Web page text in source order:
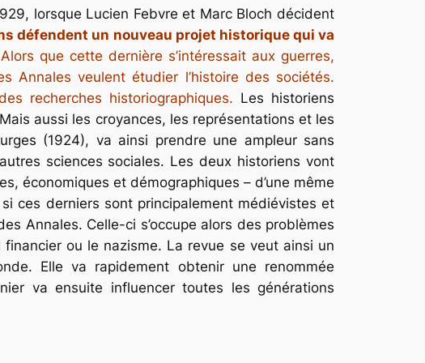
lorsque Lucien Febvre et Marc Bloch décident
défendent un nouveau projet historique qui va
Alors que cette dernière s’intéressait aux guerres,
veulent étudier l’histoire des sociétés.
recherches historiographiques. Les historiens
aussi les croyances, les représentations et les
(1924), va ainsi prendre une ampleur sans
sciences sociales. Les deux historiens vont
économiques et démographiques – d’une même
ces derniers sont principalement médiévistes et
Annales. Celle-ci s’occupe alors des problèmes
ou le nazisme. La revue se veut ainsi un
Elle va rapidement obtenir une renommée
va ensuite influencer toutes les générations